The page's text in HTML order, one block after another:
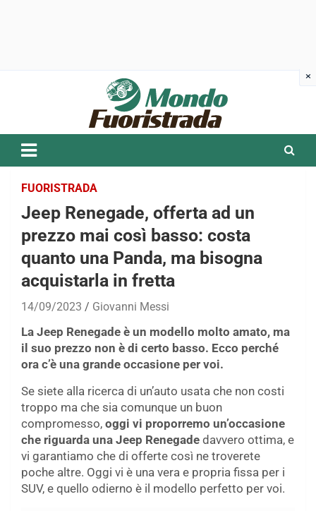
FUORISTRADA
Jeep Renegade, offerta ad un
prezzo mai così basso: costa
quanto una Panda, ma bisogna
acquistarla in fretta
14/09/2023 Giovanni Messi
La Jeep Renegade è un modello molto amato, ma
il suo prezzo non è di certo basso. Ecco perché
ora c’è una grande occasione per voi.
Se siete alla ricerca di un’auto usata che non costi
troppo ma che sia comunque un buon
compromesso, oggi vi proporremo un’occasione
che riguarda una Jeep Renegade davvero ottima, e
vi garantiamo che di offerte così ne troverete
poche altre. Oggi vi è una vera e propria fissa per i
SUV, e quello odierno è il modello perfetto per voi.